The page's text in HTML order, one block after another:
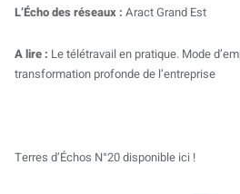
L’Écho des réseaux : Aract Grand Est
A lire : Le télétravail en pratique. Mode
transformation profonde de l’entreprise
Terres d’Échos N°20 disponible ici !